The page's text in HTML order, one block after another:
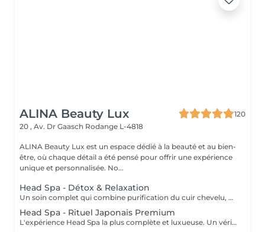
ALINA Beauty Lux
120
20 , Av. Dr Gaasch Rodange L-4818
ALINA Beauty Lux est un espace dédié à la beauté et au bien-
être, où chaque détail a été pensé pour offrir une expérience
unique et personnalisée. No...
Head Spa - Détox & Relaxation
Un soin complet qui combine purification du cuir chevelu, détoxification et massage relaxant. Inspiré des techniques japonaises, il élimine les impuretés, oxygène la peau et favorise la croissance des cheveux. Le visage se détend, l'esprit s'apaise et le cuir chevelu respire à nouveau.
Head Spa - Rituel Japonais Premium
L'expérience Head Spa la plus complète et luxueuse. Un véritable rituel japonais qui associe aromathérapie, massages profonds. Un moment d'équilibre, d'énergie et de renaissance pour le corps et l'esprit.